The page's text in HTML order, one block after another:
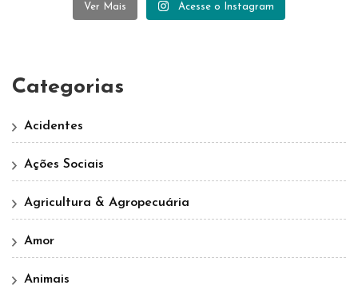
Ver Mais Acesse o Instagram
Categorias
Acidentes
Ações Sociais
Agricultura & Agropecuária
Amor
Animais